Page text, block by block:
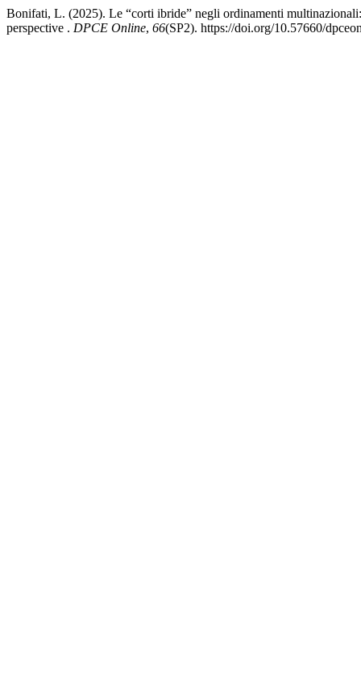
Bonifati, L. (2025). Le “corti ibride” negli ordinamenti
perspective . DPCE Online, 66(SP2). https://doi.org/10.57660/